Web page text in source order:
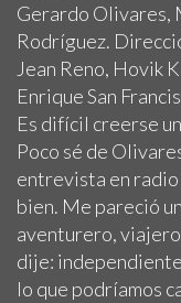
Gerardo Olivares,
Rodríguez.
Jean Reno, Hovik
Enrique San
Es difícil creerse
Poco sé de
entrevista en radio
bien. Me pareció
aventurero,
dije:
lo que podríamos